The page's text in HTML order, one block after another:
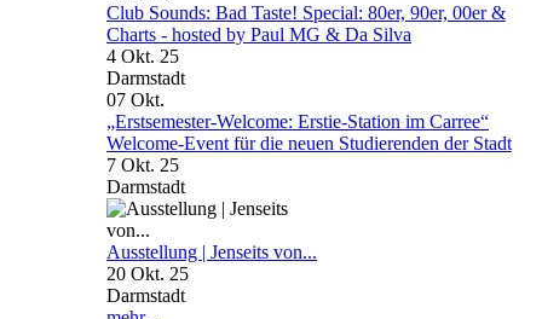
Club Sounds: Bad Taste! Special: 80er, 90er, 00er &
Charts - hosted by Paul MG & Da Silva
4 Okt. 25
Darmstadt
07 Okt.
„Erstsemester-Welcome: Erstie-Station im Carree“
Welcome-Event für die neuen Studierenden der Stadt
7 Okt. 25
Darmstadt
Ausstellung | Jenseits von...
20 Okt. 25
Darmstadt